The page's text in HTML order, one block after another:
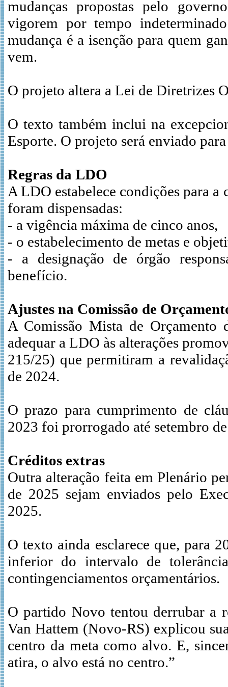
mudanças propostas pelo
vigorem por tempo
mudança é a isenção para quem
vem.
O projeto altera a Lei de Diretrizes
O texto também inclui na
Esporte. O projeto será enviado
Regras da LDO
A LDO estabelece condições para a
foram dispensadas:
- a vigência máxima de cinco anos,
- o estabelecimento de metas e
- a designação de órgão
benefício.
Ajustes na Comissão de
A Comissão Mista de
adequar a LDO às alterações
215/25) que permitiram a
de 2024.
O prazo para cumprimento de
2023 foi prorrogado até setembro
Créditos extras
Outra alteração feita em Plenário
de 2025 sejam enviados pelo
2025.
O texto ainda esclarece que, para
inferior do intervalo de
contingenciamentos orçamentários.
O partido Novo tentou derrubar a
Van Hattem (Novo-RS) explicou
centro da meta como alvo. E,
atira, o alvo está no centro.”